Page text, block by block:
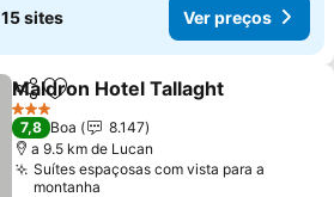
15 sites Ver preços
PartilharAdicionar aos favoritos
Maldron Hotel Tallaght
3 Estrelas
7,8 Boa
8.147
a 9.5 km de Lucan
Suítes espaçosas com vista para a
montanha